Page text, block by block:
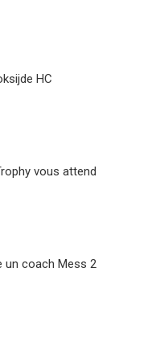
HC
vous attend
un coach Mess 2